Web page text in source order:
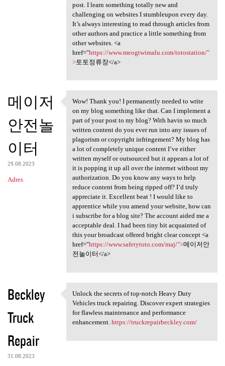
post. I learn something totally new and
challenging on websites I stumbleupon every day.
It’s always interesting to read through articles from
other authors and practice a little something from
other websites. <a
href="https://www.meogtwimalu.com/totostation/"
>토토정류장</a>
메이저
안전놀
이터
29.08.2023
Adres
Wow! Thank you! I permanently
Wow! Thank you! I permanently needed to write
on my blog something like that. Can I implement a
part of your post to my blog? With havin so much
written content do you ever run into any issues of
plagorism or copyright infringement? My blog has
a lot of completely unique content I’ve either
written myself or outsourced but it appears a lot of
it is popping it up all over the internet without my
authorization. Do you know any ways to help
reduce content from being ripped off? I’d truly
appreciate it. Excellent beat ! I would like to
apprentice while you amend your website, how can
i subscribe for a blog site? The account aided me a
acceptable deal. I had been tiny bit acquainted of
this your broadcast offered bright clear concept <a
href="https://www.safetytoto.com/maj/">메이저안
전놀이터</a>
Beckley
Truck
Repair
31.08.2023
Unlock the secrets of top
Unlock the secrets of top-notch Heavy Duty
Vehicles truck repairing. Discover expert strategies
for flawless maintenance and performance
enhancement. https://truckrepairbeckley.com/